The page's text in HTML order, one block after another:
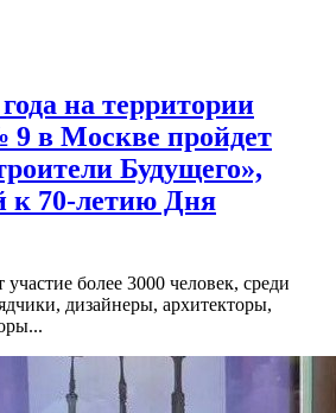
на территории
9 в Москве пройдет
Будущего»,
к 70-летию Дня
более 3000 человек, среди
дизайнеры, архитекторы,